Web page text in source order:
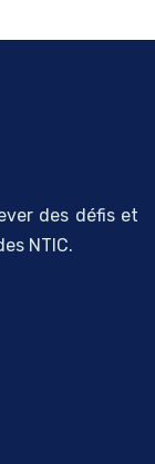
des défis et
NTIC.